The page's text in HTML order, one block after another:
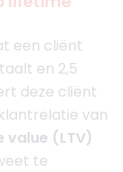
een cliënt
en 2,5
deze cliënt
van
value (LTV)
te